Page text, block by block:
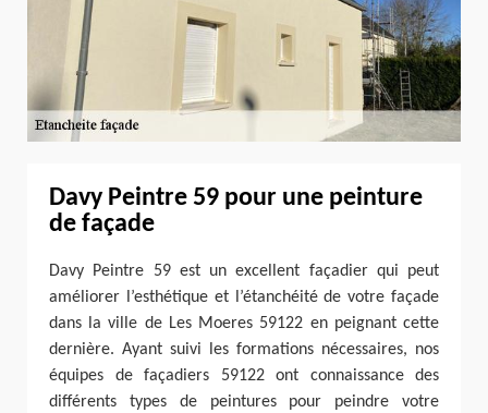
Davy Peintre 59 pour une peinture
de façade
Davy Peintre 59 est un excellent façadier qui peut
améliorer l’esthétique et l’étanchéité de votre façade
dans la ville de Les Moeres 59122 en peignant cette
dernière. Ayant suivi les formations nécessaires, nos
équipes de façadiers 59122 ont connaissance des
différents types de peintures pour peindre votre